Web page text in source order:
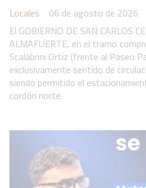
Locales
06 de agosto de 2026
El GOBIERNO DE SAN CARLOS
ALMAFUERTE, en el tramo
Scalabrini Ortiz (frente al Paseo
exclusivamente sentido de
siendo permitido el
cordón norte.